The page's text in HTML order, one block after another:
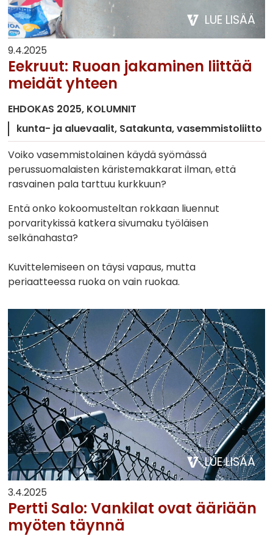
LUE LISÄÄ
9.4.2025
Eekruut: Ruoan jakaminen liittää
meidät yhteen
EHDOKAS 2025 KOLUMNIT
kunta- ja aluevaalit Satakunta vasemmistoliitto
Voiko vasemmistolainen käydä syömässä
perussuomalaisten käristemakkarat ilman, että
rasvainen pala tarttuu kurkkuun?
Entä onko kokoomusteltan rokkaan liuennut
porvaritykissä katkera sivumaku työläisen
selkänahasta?
Kuvittelemiseen on täysi vapaus, mutta
periaatteessa ruoka on vain ruokaa.
LUE LISÄÄ
3.4.2025
Pertti Salo: Vankilat ovat ääriään
myöten täynnä